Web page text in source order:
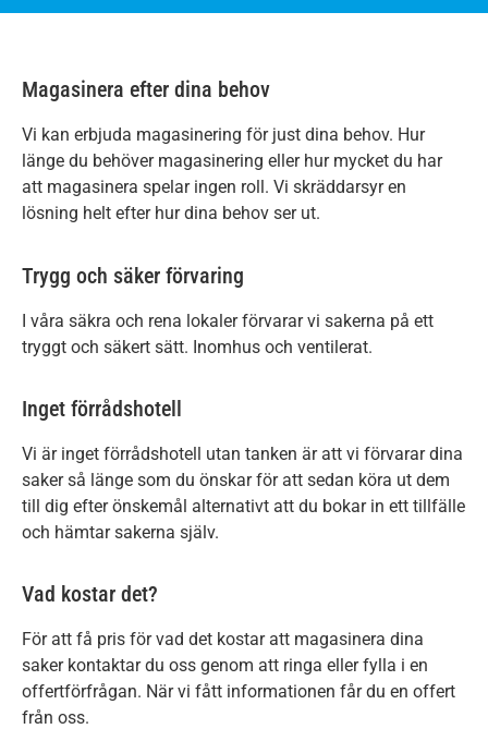
Magasinera efter dina behov
Vi kan erbjuda magasinering för just dina behov. Hur
länge du behöver magasinering eller hur mycket du har
att magasinera spelar ingen roll. Vi skräddarsyr en
lösning helt efter hur dina behov ser ut.
Trygg och säker förvaring
I våra säkra och rena lokaler förvarar vi sakerna på ett
tryggt och säkert sätt. Inomhus och ventilerat.
Inget förrådshotell
Vi är inget förrådshotell utan tanken är att vi förvarar dina
saker så länge som du önskar för att sedan köra ut dem
till dig efter önskemål alternativt att du bokar in ett tillfälle
och hämtar sakerna själv.
Vad kostar det?
För att få pris för vad det kostar att magasinera dina
saker kontaktar du oss genom att ringa eller fylla i en
offertförfrågan. När vi fått informationen får du en offert
från oss.